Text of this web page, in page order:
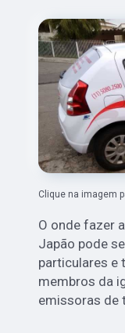
Clique na imagem
O onde fazer
Japão pode
particulares e
membros da
emissoras de